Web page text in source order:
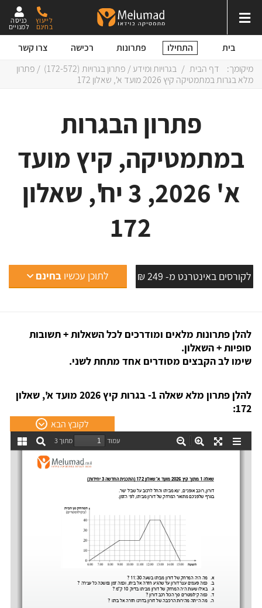
כניסה
למנויים
לייעוץ
בחינם
בית התחילו פתרונות רכישה צרו קשר
פתרון הבגרות
במתמטיקה, קיץ מועד
א' 2026, 3 יח', שאלון
172
לקורסים באינטרנט מ- 249 ₪ לתוכן עכשיובחינם
מיקומך: דף הבית / בגרויות ומידע/ פתרון בגרויות (172-572)
/ פתרון
מלא בגרות במתמטיקה קיץ 2026 מועד א', שאלון 172
להלן פתרונות מלאים ומודרכים לכל השאלות + תשובות
סופיות + השאלון.
שימו לב הקבצים מסודרים אחד מתחת לשני.
להלן פתרון מלא שאלה 1- בגרות קיץ 2026 מועד א', שאלון
172:
לקובץ הבא